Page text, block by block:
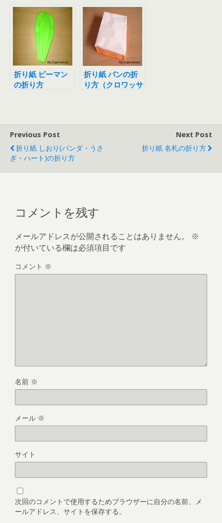
折り紙 ピーマン
の折り方
折り紙 パンの折
り方（クロワッサ
Previous Post
折り紙 しおり(パンダ・うさ
ぎ・ハート)の折り方
Next Post
折り紙 名札の折り方
コメントを残す
メールアドレスが公開されることはありません。
※
が付いている欄は必須項目です
コメント ※
名前 ※
メール ※
サイト
次回のコメントで使用するためブラウザーに自分の名前、メ
ールアドレス、サイトを保存する。